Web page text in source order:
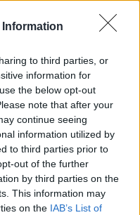
Information
to third parties, or
information for
the below opt-out
note that after your
continue seeing
information utilized by
to third parties prior to
out of the further
by third parties on the
This information may
on the IAB’s List of
στη θέση των
τους,
τους»,
σε
στην
της Ελλάδας για
.
τα
στενοχώριας.